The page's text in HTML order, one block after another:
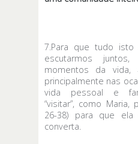
7.Para que tudo isto
escutarmos
momentos da vida,
principalmente nas
vida pessoal e
“visitar”, como Maria,
26-38) para que
converta.